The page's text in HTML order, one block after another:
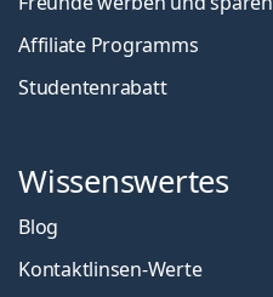
Affiliate Programms
Studentenrabatt
Wissenswertes
Blog
Kontaktlinsen-Werte